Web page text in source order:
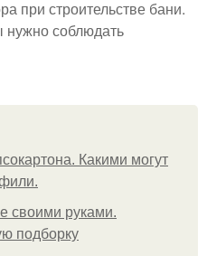
при строительстве бани.
нужно соблюдать
Какими могут
своими руками.
подборку